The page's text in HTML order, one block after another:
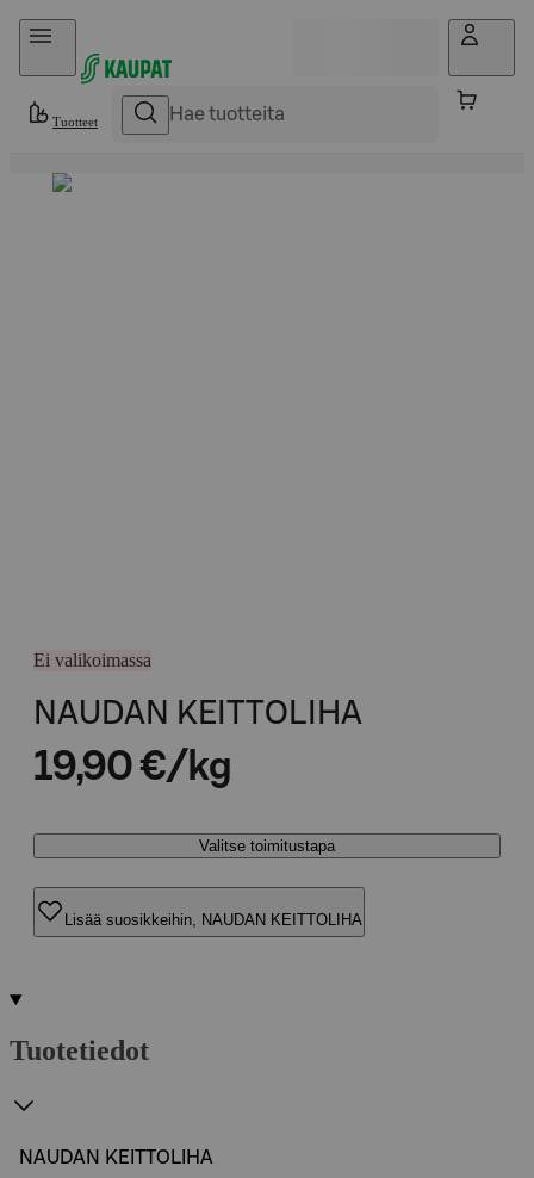
Hyppää sisältöön
Tuotteet
Ei valikoimassa
NAUDAN KEITTOLIHA
19,90 €/kg
Valitse toimitustapa
Lisää suosikkeihin, NAUDAN KEITTOLIHA
Tuotetiedot
NAUDAN KEITTOLIHA